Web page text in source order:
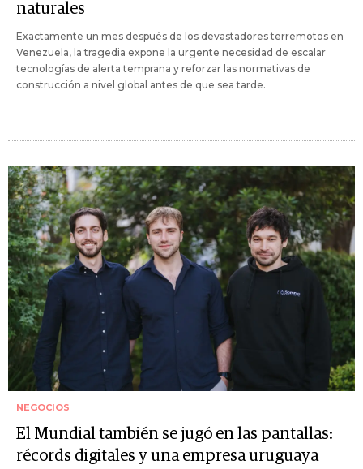
naturales
Exactamente un mes después de los devastadores terremotos en
Venezuela, la tragedia expone la urgente necesidad de escalar
tecnologías de alerta temprana y reforzar las normativas de
construcción a nivel global antes de que sea tarde.
NEGOCIOS
El Mundial también se jugó en las pantallas:
récords digitales y una empresa uruguaya